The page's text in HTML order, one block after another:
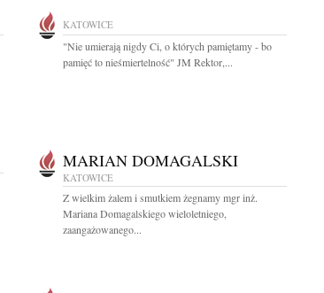
KATOWICE
"Nie umierają nigdy Ci, o których pamiętamy - bo
pamięć to nieśmiertelność" JM Rektor,...
MARIAN DOMAGALSKI
KATOWICE
Z wielkim żalem i smutkiem żegnamy mgr inż.
Mariana Domagalskiego wieloletniego,
zaangażowanego...